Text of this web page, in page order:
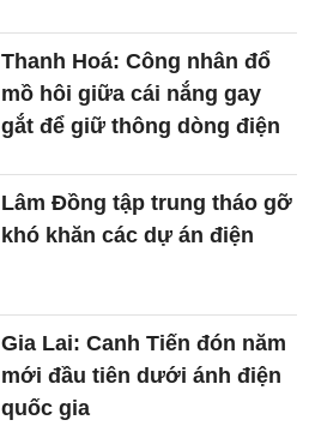
Thanh Hoá: Công nhân đổ
mồ hôi giữa cái nắng gay
gắt để giữ thông dòng điện
Lâm Đồng tập trung tháo gỡ
khó khăn các dự án điện
Gia Lai: Canh Tiến đón năm
mới đầu tiên dưới ánh điện
quốc gia